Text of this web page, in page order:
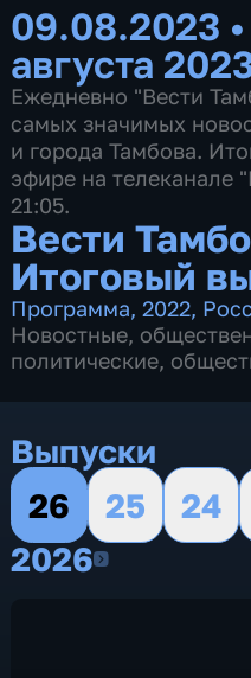
09.08.2023 •
августа
Ежедневно "Вести
самых значимых
и города Тамбова.
эфире на телеканале
21:05.
Вести
Итоговый
Программа,2022,
Новостные,
политические,
Выпуски
26
25 24
20262026